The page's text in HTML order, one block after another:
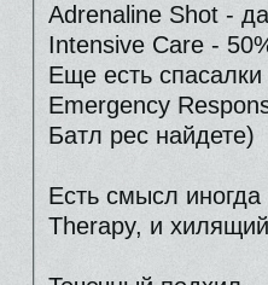
Adrenaline Shot -
Intensive Care -
Еще есть
Emergency
Батл рес найдете)
Есть смысл
Therapy, и